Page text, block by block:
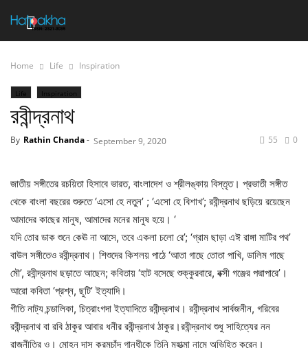
Home Life Inspiration
Life Inspiration
রবীন্দ্রনাথ
By Rathin Chanda- September 9, 2020 0
55
জাতীয় সঙ্গীতের রচয়িতা হিসাবে ভারত, বাংলাদেশ ও শ্রীলঙ্কায় বিস্তৃত। প্রভাতী সঙ্গীত
থেকে বাংলা বছরের শুরুতে ‘এসো হে নতুন’ ; ‘এসো হে বিশাখ’; রবীন্দ্রনাথ ছড়িয়ে রয়েছেন
আমাদের কাছের মানুষ, আমাদের মনের মানুষ হয়ে। ‘
যদি তোর ডাক শুনে কেঊ না আসে, তবে একলা চলো রে’; ‘গ্রাম ছাড়া এঈ রাঙ্গা মাটির পথ’
বাউল সঙ্গীতেও রবীন্দ্রনাথ। শিশুদের কিশলয় পাঠে ‘আতা গাছে তোতা পাখি, ডালিম গাছে
মৌ’, রবীন্দ্রনাথ ছড়াতে আছেন; কবিতায় ‘হাট বসেছে শুক্কুরবারে, বক্সী গঞ্জের পদ্মাপারে’।
আরো কবিতা ‘প্রশ্ন, ছুটি’ ইত্যাদি।
গীতি নাট্য চন্ডালিকা, চিত্রাংগদা ইত্যাদিতে রবীন্দ্রনাথ। রবীন্দ্রনাথ সার্বজনীন, গরিবের
রবীন্দ্রনাথ বা রবি ঠাকুর আবার ধনীর রবীন্দ্রনাথ ঠাকুর।রবীন্দ্রনাথ শুধু সাহিত্যের নন
রাজনীতির ও। মোহন দাস করমচাঁদ গান্ধীকে তিনি মহাত্মা নামে অভিহিত করেন।